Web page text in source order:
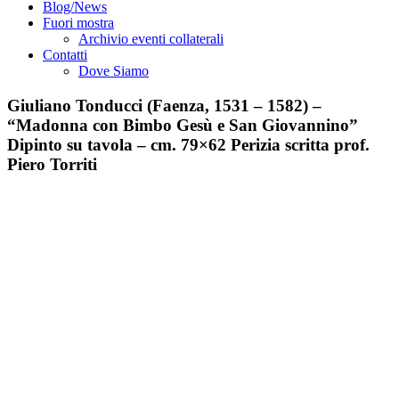
Blog/News
Fuori mostra
Archivio eventi collaterali
Contatti
Dove Siamo
Giuliano Tonducci (Faenza, 1531 – 1582) –
“Madonna con Bimbo Gesù e San Giovannino”
Dipinto su tavola – cm. 79×62 Perizia scritta prof.
Piero Torriti